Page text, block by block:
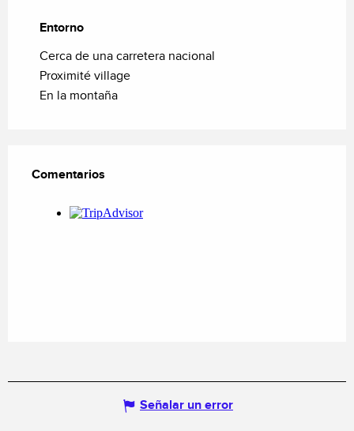
Entorno
Entorno
Cerca de una carretera nacional
Proximité village
En la montaña
Comentarios
Comentarios
Señalar un error